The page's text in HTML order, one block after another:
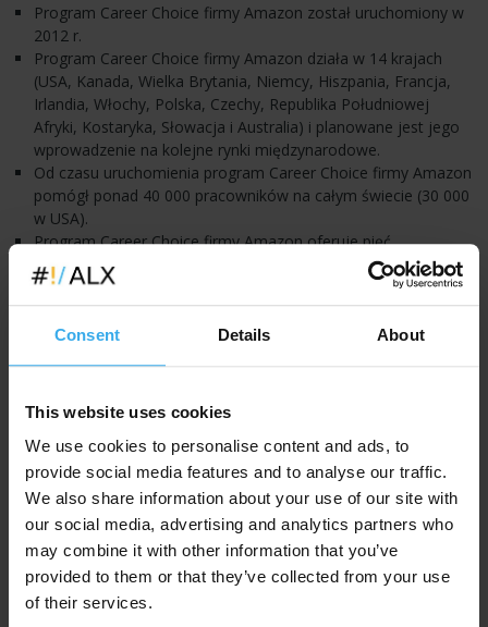
Consent Details About
This website uses cookies
We use cookies to personalise content and ads, to
provide social media features and to analyse our traffic.
We also share information about your use of our site with
our social media, advertising and analytics partners who
may combine it with other information that you’ve
provided to them or that they’ve collected from your use
of their services.
Program Career Choice firmy Amazon został uruchomiony w
2012 r.
Program Career Choice firmy Amazon działa w 14 krajach
(USA, Kanada, Wielka Brytania, Niemcy, Hiszpania, Francja,
Irlandia, Włochy, Polska, Czechy, Republika Południowej
Afryki, Kostaryka, Słowacja i Australia) i planowane jest jego
wprowadzenie na kolejne rynki międzynarodowe.
Od czasu uruchomienia program Career Choice firmy Amazon
pomógł ponad 40 000 pracowników na całym świecie (30 000
w USA).
Program Career Choice firmy Amazon oferuje pięć
obszernych dziedzin kształcenia: transport, opieka zdrowotna,
technologie informacyjne, mechanika i zawody wymagające
wysokich kwalifikacji oraz administracja.
Na potrzeby programu Career Choice firma Amazon
uwzględnione już w planach budowy. Bezpieczeństwo
naszych pracowników jest dla nas priorytetem. Ze względu na
pandemię COVID-19 wstrzymaliśmy naukę stacjonarną i
poszerzamy ofertę nauki online.
Szkoły należące do sieci partnerskiej programu Career Choice
firmy Amazon realizują nasze zobowiązanie do zapewnienia
pracownikom wysokiej jakości usług wspomagających
kształcenie, które dadzą im nowe możliwości kariery poza firmą